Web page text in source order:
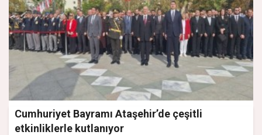
Cumhuriyet Bayramı Ataşehir’de çeşitli
etkinliklerle kutlanıyor